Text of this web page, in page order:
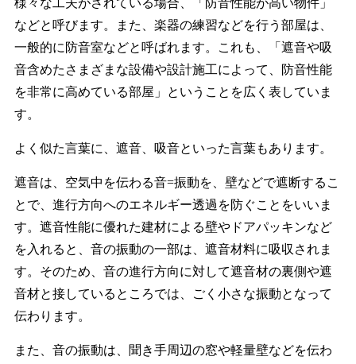
などと呼びます。また、楽器の練習などを行う部屋は、
一般的に防音室などと呼ばれます。これも、「遮音や吸
音含めたさまざまな設備や設計施工によって、防音性能
を非常に高めている部屋」ということを広く表していま
す。
よく似た言葉に、遮音、吸音といった言葉もあります。
遮音は、空気中を伝わる音=振動を、壁などで遮断するこ
とで、進行方向へのエネルギー透過を防ぐことをいいま
す。遮音性能に優れた建材による壁やドアパッキンなど
を入れると、音の振動の一部は、遮音材料に吸収されま
す。そのため、音の進行方向に対して遮音材の裏側や遮
音材と接しているところでは、ごく小さな振動となって
伝わります。
また、音の振動は、聞き手周辺の窓や軽量壁などを伝わ